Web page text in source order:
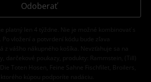
Odoberať
platný len 4 týždne. Nie je možné kombinovať s
vložení a potvrdení kódu bude zľava
z vášho nákupného košíka. Nevzťahuje sa na
darčekové poukazy, produkty: Rammstein, (Till)
Toten Hosen, Feine Sahne Fischfilet, Broilers,
kúpou podporíte nadáciu.